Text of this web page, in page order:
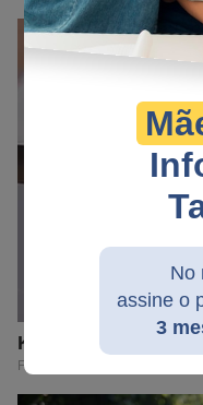
No
assine o
3